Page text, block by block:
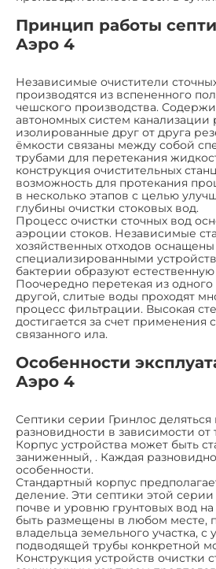
Принцип работы
Аэро 4
Независимые очистители
производятся из вспененного
чешского производства.
автономных систем канализации
изолированные друг от друга
ёмкости связаны между собой
трубами для перетекания
конструкция очистительных
возможность для протекания
в несколько этапов с целью
глубины очистки стоковых вод.
Процесс очистки сточных вод
аэроции стоков. Независимые
хозяйственных отходов
специализированными
бактерии образуют естественную
Поочередно перетекая из
другой, слитые воды проходят
процесс фильтрации. Высокая
достигается за счет применения
связанного ила.
Особенности
Аэро 4
Септики серии Гринлос деляться
разновидности в зависимости от
Корпус устройства может быть
заниженный, . Каждая
особенности.
Стандартный корпус
деление. Эти септики этой
почве и уровню грунтовых вод на
быть размещены в любом месте,
владельца земельного участка, с
подводящей трубы конкретной
Конструкция устройств очистки